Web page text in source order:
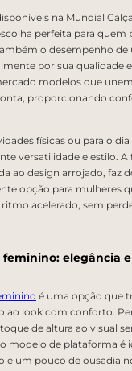
na Mundial
perfeita para quem
o desempenho de
por sua qualidade
modelos que
proporcionando
físicas ou para o
versatilidade e estilo.
ao design arrojado, faz
opção para mulheres
acelerado, sem
elegância
é uma opção que
ao look com conforto.
de altura ao visual
modelo de plataforma é
e um pouco de ousadia